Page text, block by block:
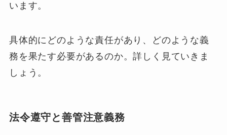
います。
具体的にどのような責任があり、どのような義
務を果たす必要があるのか。詳しく見ていきま
しょう。
法令遵守と善管注意義務